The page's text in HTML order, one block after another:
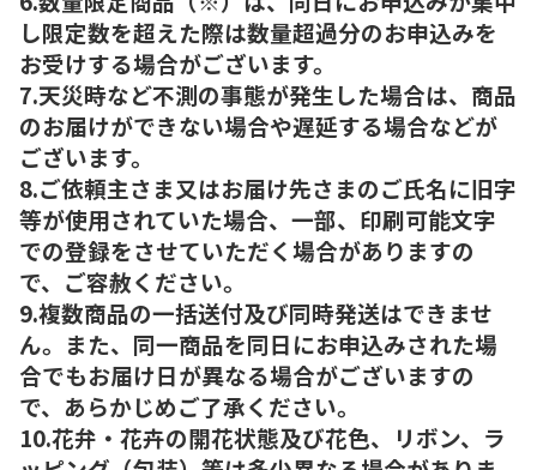
し限定数を超えた際は数量超過分のお申込みを
お受けする場合がございます。
7.天災時など不測の事態が発生した場合は、商品
のお届けができない場合や遅延する場合などが
ございます。
8.ご依頼主さま又はお届け先さまのご氏名に旧字
等が使用されていた場合、一部、印刷可能文字
での登録をさせていただく場合がありますの
で、ご容赦ください。
9.複数商品の一括送付及び同時発送はできませ
ん。また、同一商品を同日にお申込みされた場
合でもお届け日が異なる場合がございますの
で、あらかじめご了承ください。
10.花弁・花卉の開花状態及び花色、リボン、ラ